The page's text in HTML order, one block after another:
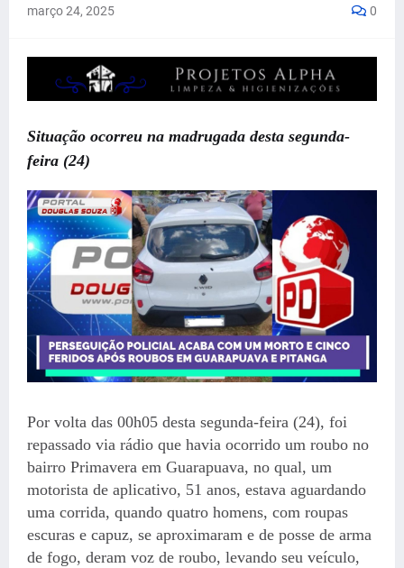
março 24, 2025 0
Situação ocorreu na madrugada desta segunda-
feira (24)
Por volta das 00h05 desta segunda-feira (24), foi
repassado via rádio que havia ocorrido um roubo no
bairro Primavera em Guarapuava, no qual, um
motorista de aplicativo, 51 anos, estava aguardando
uma corrida, quando quatro homens, com roupas
escuras e capuz, se aproximaram e de posse de arma
de fogo, deram voz de roubo, levando seu veículo,